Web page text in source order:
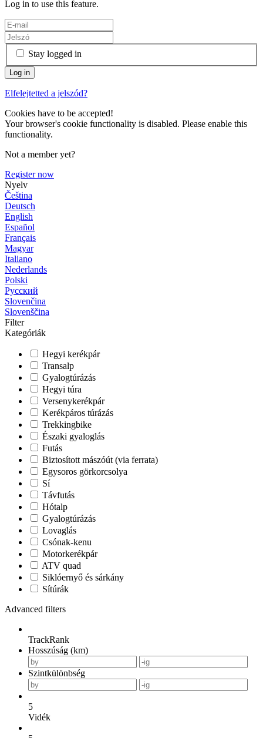
Log in to use this feature.
Stay logged in
Elfelejtetted a jelszód?
Cookies have to be accepted!
Your browser's cookie functionality is disabled. Please enable this
functionality.
Not a member yet?
Register now
Nyelv
Čeština
Deutsch
English
Español
Français
Magyar
Italiano
Nederlands
Polski
Русский
Slovenčina
Slovenščina
Filter
Kategóriák
Hegyi kerékpár
Transalp
Gyalogtúrázás
Hegyi túra
Versenykerékpár
Kerékpáros túrázás
Trekkingbike
Északi gyaloglás
Futás
Biztosított mászóút (via ferrata)
Egysoros görkorcsolya
Sí
Távfutás
Hótalp
Gyalogtúrázás
Lovaglás
Csónak-kenu
Motorkerékpár
ATV quad
Siklóernyő és sárkány
Sítúrák
Advanced filters
TrackRank
Hosszúság (km)
Szintkülönbség
5
Vidék